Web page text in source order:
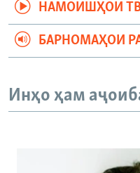
НАМОИШҲОИ
БАРНОМАҲОИ
Инҳо ҳам